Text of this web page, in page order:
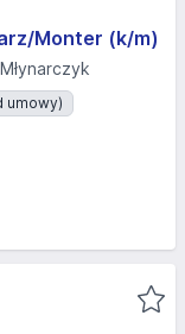
Monter (k/m)
umowy)